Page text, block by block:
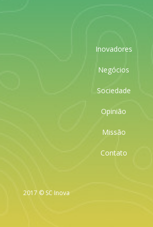
Inovadores
Negócios
Sociedade
Opinião
Missão
Contato
2017 © SC Inova